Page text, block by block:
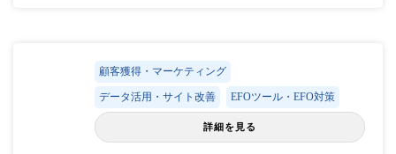
顧客獲得・マーケティング
データ活用・サイト改善 EFOツール・EFO対策
詳細を見る